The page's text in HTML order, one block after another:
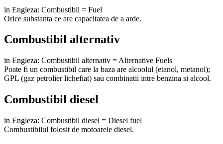
in Engleza: Combustibil = Fuel
Orice substanta ce are capacitatea de a arde.
Combustibil alternativ
in Engleza: Combustibil alternativ = Alternative Fuels
Poate fi un combustibil care la baza are alcoolul (etanol, metanol);
GPL (gaz petrolier lichefiat) sau combinatii intre benzina si alcool.
Combustibil diesel
in Engleza: Combustibil diesel = Diesel fuel
Combustibilul folosit de motoarele diesel.